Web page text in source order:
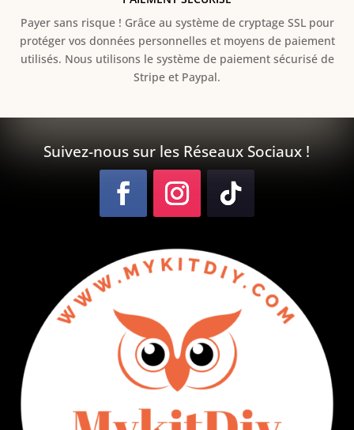
Payer sans risque ! Grâce au système de cryptage SSL pour
protéger vos données personnelles et moyens de paiement
utilisés. Nous utilisons le système de paiement sécurisé de
Stripe et Paypal.
Suivez-nous sur les Réseaux Sociaux !